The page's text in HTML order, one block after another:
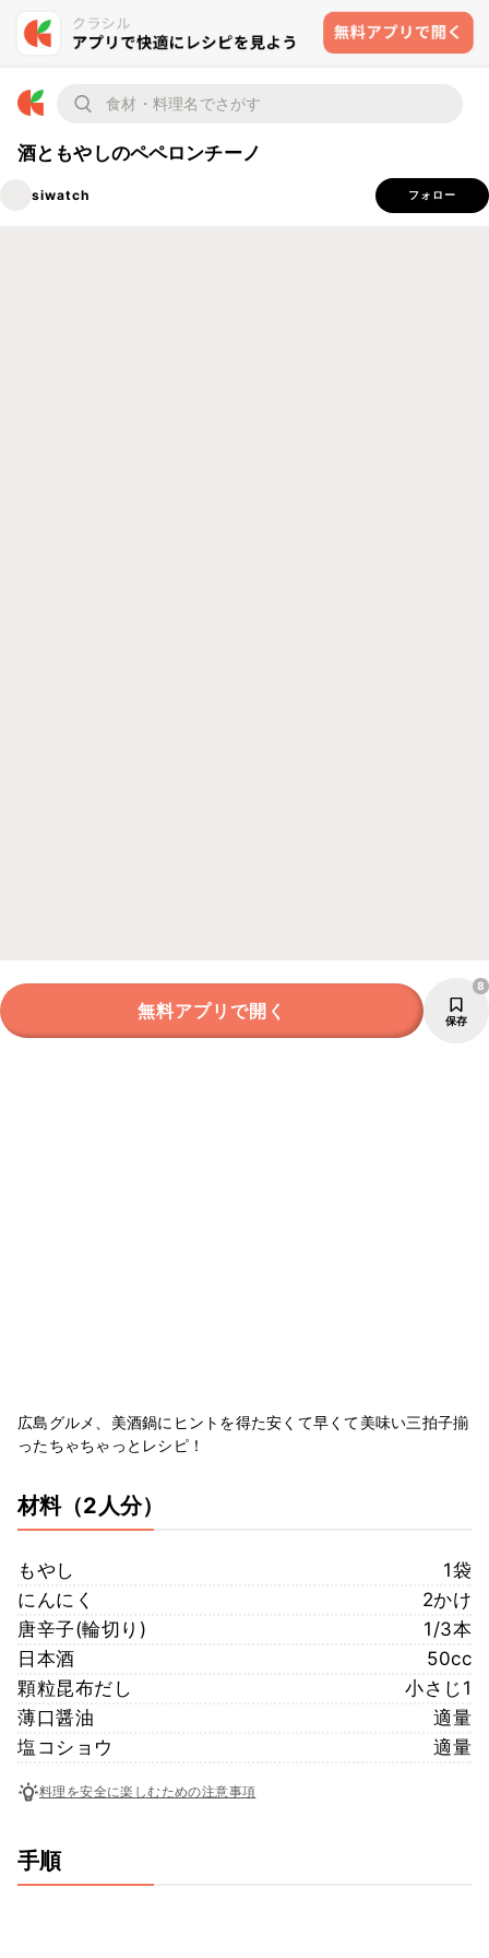
酒ともやしのペペロンチーノ
siwatch フォロー
無料アプリで開く 保存
8
広島グルメ、美酒鍋にヒントを得た安くて早くて美味い三拍子揃
ったちゃちゃっとレシピ！
材料（2人分）
もやし
1袋
にんにく
2かけ
唐辛子(輪切り)
1/3本
日本酒
50cc
顆粒昆布だし
小さじ1
薄口醤油
適量
塩コショウ
適量
料理を安全に楽しむための注意事項
手順